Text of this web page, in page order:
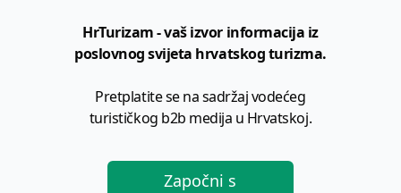
HrTurizam - vaš izvor informacija iz
poslovnog svijeta hrvatskog turizma.
Pretplatite se na sadržaj vodećeg
turističkog b2b medija u Hrvatskoj.
Započni s